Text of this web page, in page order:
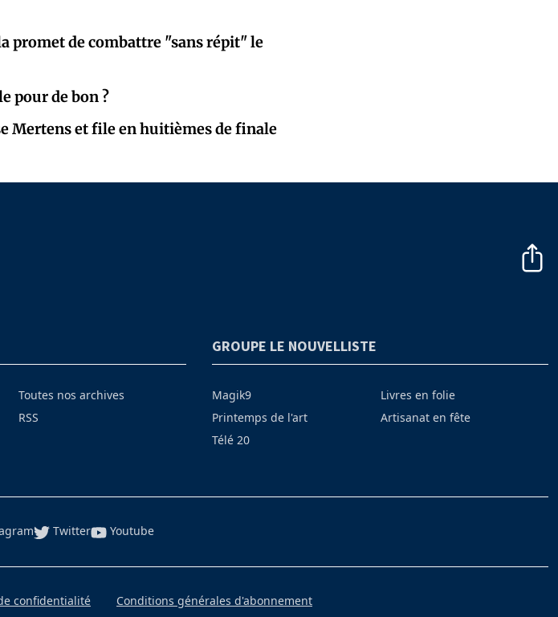
promet de combattre "sans répit" le
pour de bon ?
Mertens et file en huitièmes de finale
Toutes nos archives
RSS
GROUPE LE NOUVELLISTE
Magik9
Printemps de l'art
Télé 20
Livres en folie
Artisanat en fête
Twitter Youtube
confidentialité Conditions générales d'abonnement